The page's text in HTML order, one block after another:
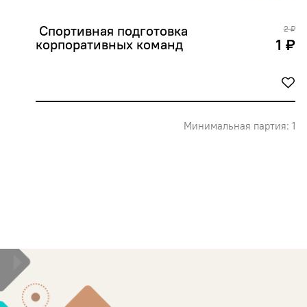
корпоративных команд
2 ₽
1 ₽
Минимальная партия: 1